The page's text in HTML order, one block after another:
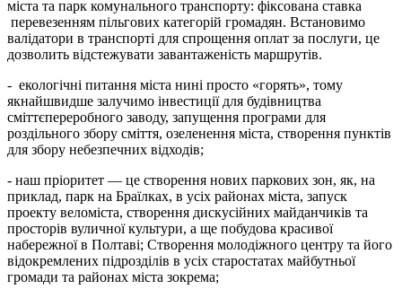
міста та парк комунального транспорту: фіксована ставка
перевезенням пільгових категорій громадян. Встановимо
валідатори в транспорті для спрощення оплат за послуги, це
дозволить відстежувати завантаженість маршрутів.
- екологічні питання міста нині просто «горять», тому
якнайшвидше залучимо інвестиції для будівництва
сміттєпереробного заводу, запущення програми для
роздільного збору сміття, озеленення міста, створення пунктів
для збору небезпечних відходів;
- наш пріоритет — це створення нових паркових зон, як, на
приклад, парк на Браїлках, в усіх районах міста, запуск
проекту веломіста, створення дискусійних майданчиків та
просторів вуличної культури, а ще побудова красивої
набережної в Полтаві; Створення молодіжного центру та його
відокремлених підрозділів в усіх старостатах майбутньої
громади та районах міста зокрема;